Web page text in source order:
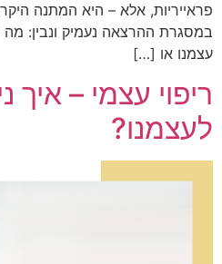
פראייריות, אלא – היא המתנה
במסגרת ההרצאה נעמיק ונבין: מה
עצמנו או […]
ריפוי עצמי – איך
לעצמנו?